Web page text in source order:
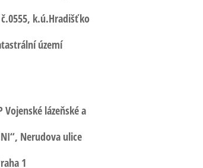
k.ú.Hradišťko
území
Vojenské lázeňské a
Nerudova ulice
1